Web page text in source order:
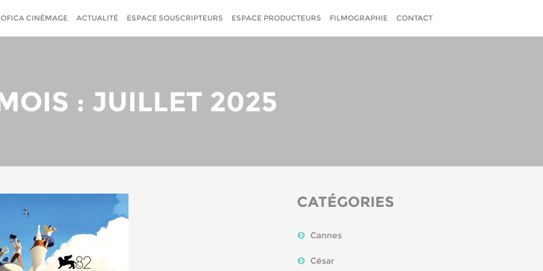
CINÉMAGE ACTUALITÉ ESPACE SOUSCRIPTEURS ESPACE PRODUCTEURS FILMOGRAPHIE CONTACT
: JUILLET 2025
CATÉGORIES
Cannes
César